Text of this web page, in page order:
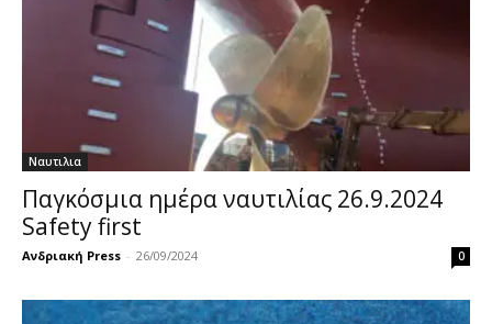
Ναυτιλια
Παγκόσμια ημέρα ναυτιλίας 26.9.2024
Safety first
Ανδριακή Press - 26/09/2024 0